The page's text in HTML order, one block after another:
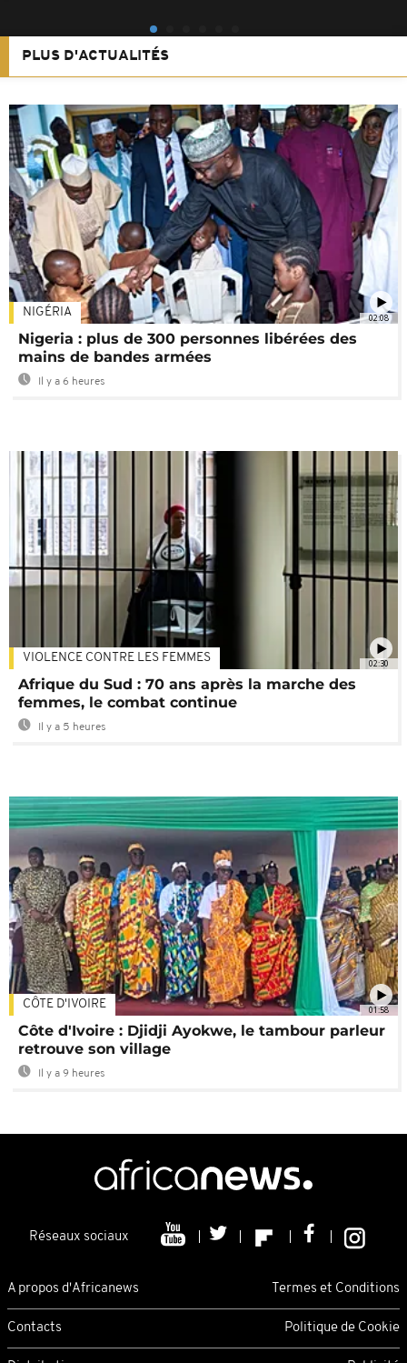
PLUS D'ACTUALITÉS
02:08
NIGÉRIA
Nigeria : plus de 300 personnes libérées des
mains de bandes armées
Il y a 6 heures
02:30
VIOLENCE CONTRE LES FEMMES
Afrique du Sud : 70 ans après la marche des
femmes, le combat continue
Il y a 5 heures
01:58
CÔTE D'IVOIRE
Côte d'Ivoire : Djidji Ayokwe, le tambour parleur
retrouve son village
Il y a 9 heures
Réseaux sociaux
A propos d'Africanews Termes et Conditions
Contacts Politique de Cookie